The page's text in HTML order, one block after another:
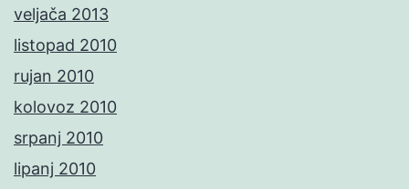
veljača 2013
listopad 2010
rujan 2010
kolovoz 2010
srpanj 2010
lipanj 2010